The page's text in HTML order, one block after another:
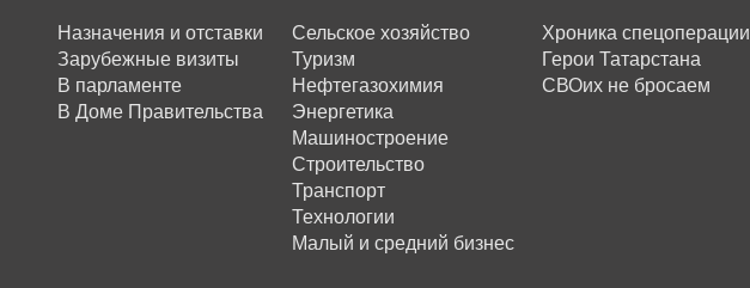
Назначения и отставки
Зарубежные визиты
В парламенте
В Доме Правительства
Сельское хозяйство
Туризм
Нефтегазохимия
Энергетика
Машиностроение
Строительство
Транспорт
Технологии
Малый и средний бизнес
Хроника спецоперации
Герои Татарстана
СВОих не бросаем